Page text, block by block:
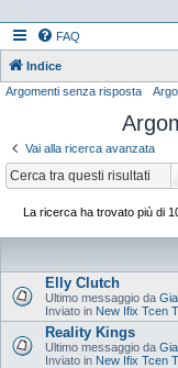
FAQ
Indice
Argomenti senza risposta
Vai alla ricerca avanzata
La ricerca ha trovato più di
Elly Clutch
Ultimo messaggio da
Inviato in New Ifix Tcen
Reality Kings
Ultimo messaggio da
Inviato in New Ifix Tcen